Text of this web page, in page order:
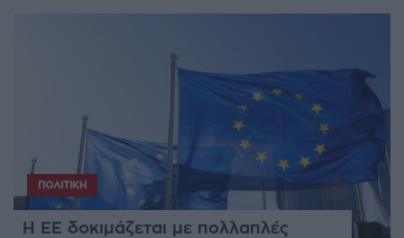
ΠΟΛΙΤΙΚΉ
Η ΕΕ δοκιμάζεται με πολλαπλές